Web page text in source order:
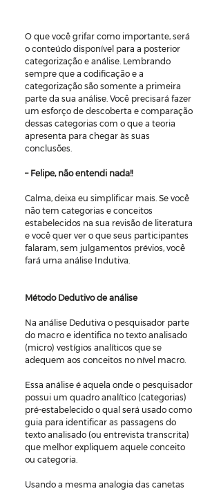
O que você grifar como importante, será
o conteúdo disponível para a posterior
categorização e análise. Lembrando
sempre que a codificação e a
categorização são somente a primeira
parte da sua análise. Você precisará fazer
um esforço de descoberta e comparação
dessas categorias com o que a teoria
apresenta para chegar às suas
conclusões.
– Felipe, não entendi nada!!
Calma, deixa eu simplificar mais. Se você
não tem categorias e conceitos
estabelecidos na sua revisão de literatura
e você quer ver o que seus participantes
falaram, sem julgamentos prévios, você
fará uma análise Indutiva.
Método Dedutivo de análise
Na análise Dedutiva o pesquisador parte
do macro e identifica no texto analisado
(micro) vestígios analíticos que se
adequem aos conceitos no nível macro.
Essa análise é aquela onde o pesquisador
possui um quadro analítico (categorias)
pré-estabelecido o qual será usado como
guia para identificar as passagens do
texto analisado (ou entrevista transcrita)
que melhor expliquem aquele conceito
ou categoria.
Usando a mesma analogia das canetas